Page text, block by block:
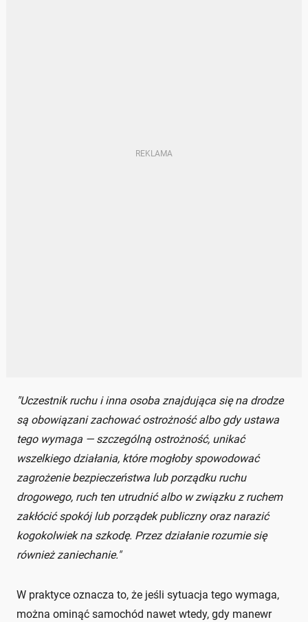
"Uczestnik ruchu i inna osoba znajdująca się na drodze
są obowiązani zachować ostrożność albo gdy ustawa
tego wymaga — szczególną ostrożność, unikać
wszelkiego działania, które mogłoby spowodować
zagrożenie bezpieczeństwa lub porządku ruchu
drogowego, ruch ten utrudnić albo w związku z ruchem
zakłócić spokój lub porządek publiczny oraz narazić
kogokolwiek na szkodę. Przez działanie rozumie się
również zaniechanie."
W praktyce oznacza to, że jeśli sytuacja tego wymaga,
można ominąć samochód nawet wtedy, gdy manewr